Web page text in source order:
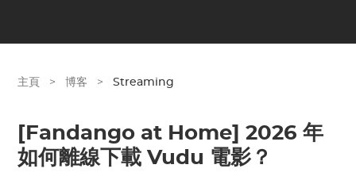
主頁 > 博客 > Streaming
[Fandango at Home] 2026 年
如何離線下載 Vudu 電影？